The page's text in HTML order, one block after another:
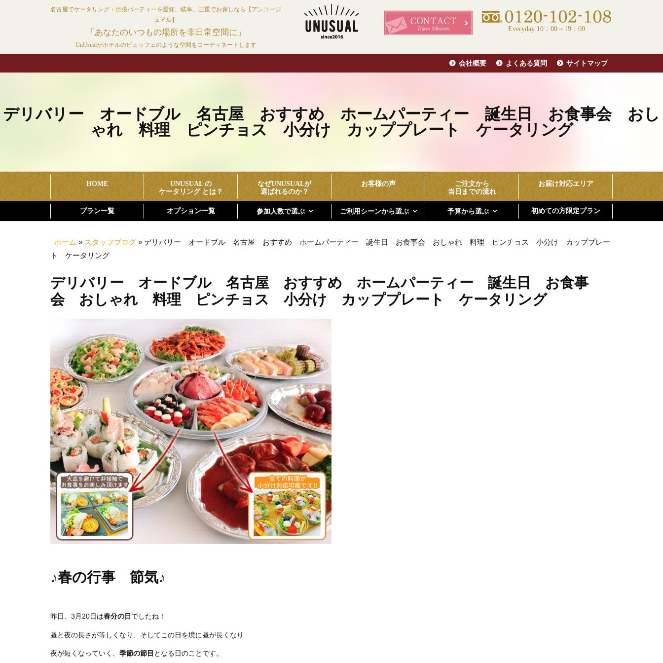
ツ
プ
名古屋でケータリング・出張パーティーを愛知、岐阜、三重でお探しなら【アンユージ
ュアル】
「あなたのいつもの場所を非日常空間に」
UnUsualがホテルのビュッフェのような空間をコーディネートします
Everyday 10：00～19：00
会社概要 よくある質問 サイトマップ
デリバリー オードブル 名古屋 おすすめ ホームパーティー 誕生日 お食事会 おし
ゃれ 料理 ピンチョス 小分け カッププレート ケータリング
HOME
UNUSUAL の
ケータリング とは？
なぜUNUSUALが
選ばれるのか？
お客様の声
ご注文から
当日までの流れ
お届け対応エリア
プラン一覧 オプション一覧 参加人数で選ぶ ご利用シーンから選ぶ 予算から選ぶ 初めての方限定プラン
ホーム » スタッフブログ » デリバリー オードブル 名古屋 おすすめ ホームパーティー 誕生日 お食事会 おしゃれ 料理 ピンチョス 小分け カッププレー
ト ケータリング
デリバリー オードブル 名古屋 おすすめ ホームパーティー 誕生日 お食事
会 おしゃれ 料理 ピンチョス 小分け カッププレート ケータリング
♪春の行事 節気♪
昨日、3月20日は春分の日 でしたね！
昼と夜の長さが等しくなり、そしてこの日を境に昼が長くなり
夜が短くなっていく、 季節の節目 となる日のことです。